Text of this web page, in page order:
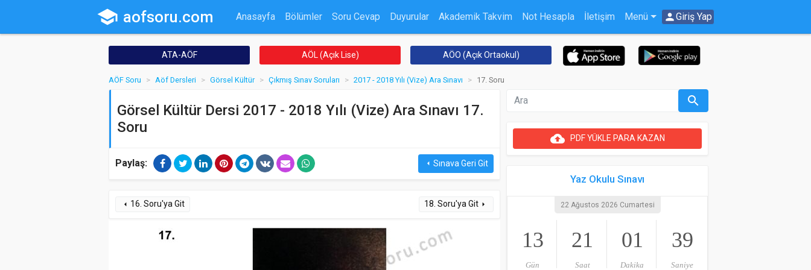
school aofsoru.com Anasayfa Bölümler Soru Cevap Duyurular Akademik Takvim Not Hesapla İletişim Menü personGiriş Yap
ATA-AÖF AÖL (Açık Lise) AÖO (Açık Ortaokul)
AÖF Soru Aöf Dersleri Görsel Kültür Çıkmış Sınav Soruları 2017 - 2018 Yılı (Vize) Ara Sınavı 17. Soru
Görsel Kültür Dersi 2017 - 2018 Yılı (Vize) Ara Sınavı 17.
Soru
Paylaş: arrow_leftSınava Geri Git
arrow_left 16. Soru'ya Git 18. Soru'ya Git arrow_right
search
cloud_uploadPDF YÜKLE PARA KAZAN
Yaz Okulu Sınavı
22 Ağustos 2026 Cumartesi
13
Gün
21
Saat
01
Dakika
39
Saniye